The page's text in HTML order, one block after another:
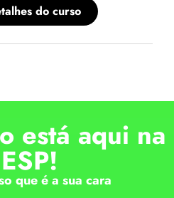
do curso
está aqui na
que é a sua cara